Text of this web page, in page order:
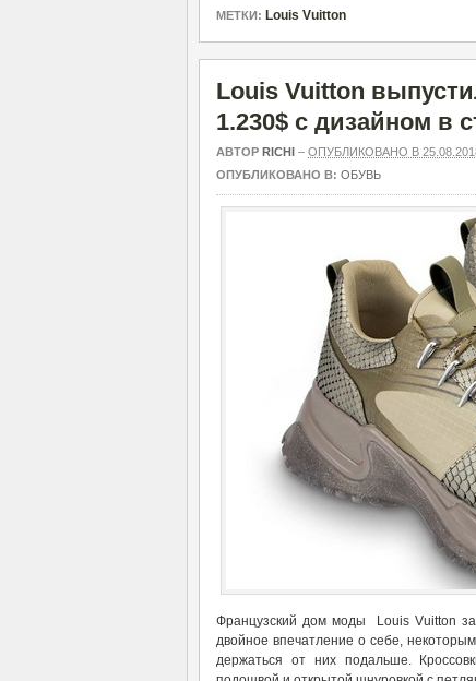
МЕТКИ: Louis Vuitton
Louis Vuitton
1.230$ с дизайном в
АВТОР RICHI – ОПУБЛИКОВАНО В
ОПУБЛИКОВАНО В: ОБУВЬ
Французский дом моды Louis Vuitton
двойное впечатление о себе,
держаться от них подальше.